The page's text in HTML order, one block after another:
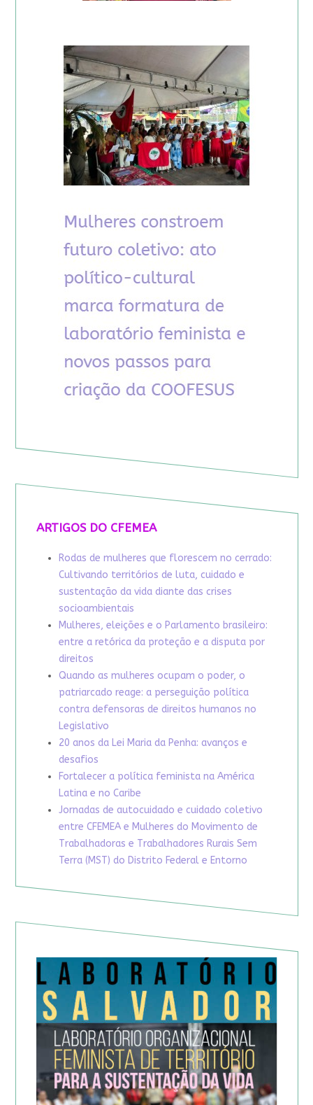
ARTIGOS DO CFEMEA
Rodas de mulheres que florescem no cerrado:
Cultivando territórios de luta, cuidado e
sustentação da vida diante das crises
socioambientais
Mulheres, eleições e o Parlamento brasileiro:
entre a retórica da proteção e a disputa por
direitos
Quando as mulheres ocupam o poder, o
patriarcado reage: a perseguição política
contra defensoras de direitos humanos no
Legislativo
20 anos da Lei Maria da Penha: avanços e
desafios
Fortalecer a política feminista na América
Latina e no Caribe
Jornadas de autocuidado e cuidado coletivo
entre CFEMEA e Mulheres do Movimento de
Trabalhadoras e Trabalhadores Rurais Sem
Terra (MST) do Distrito Federal e Entorno